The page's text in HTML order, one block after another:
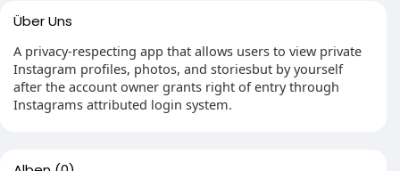
Über Uns
A privacy-respecting app that allows users to view private
Instagram profiles, photos, and storiesbut by yourself
after the account owner grants right of entry through
Instagrams attributed login system.